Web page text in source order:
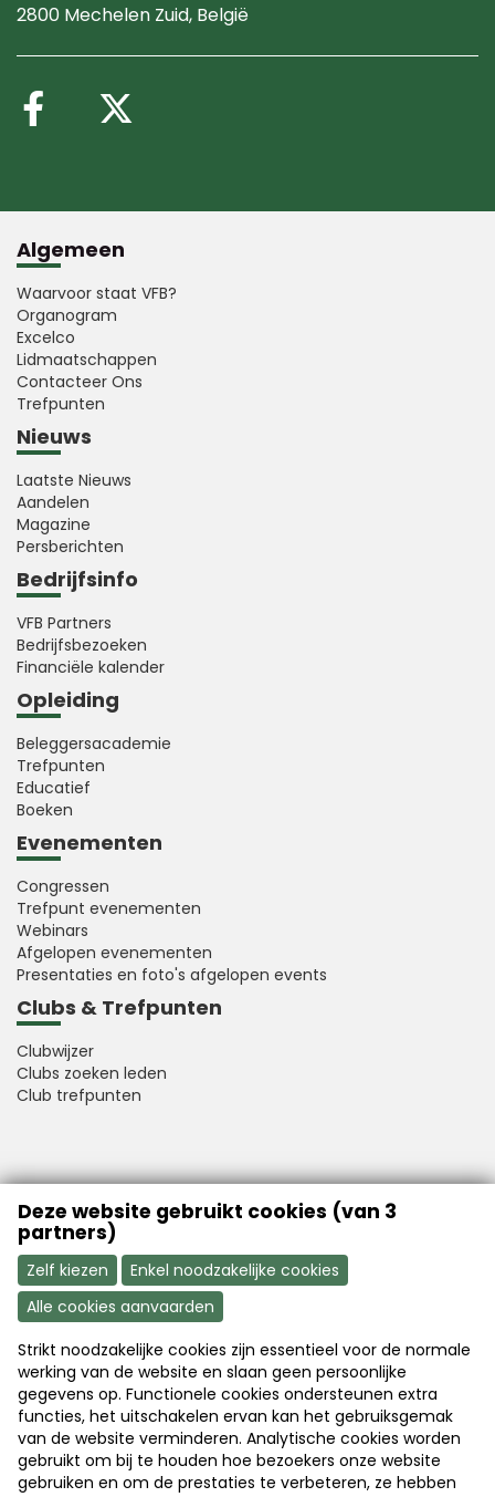
2800 Mechelen Zuid, België
Volg ons op Facebook
Algemeen
Waarvoor staat VFB?
Organogram
Excelco
Lidmaatschappen
Contacteer Ons
Trefpunten
Nieuws
Laatste Nieuws
Aandelen
Magazine
Persberichten
Bedrijfsinfo
VFB Partners
Bedrijfsbezoeken
Financiële kalender
Opleiding
Beleggersacademie
Trefpunten
Educatief
Boeken
Evenementen
Congressen
Trefpunt evenementen
Webinars
Afgelopen evenementen
Presentaties en foto's afgelopen events
Clubs & Trefpunten
Clubwijzer
Clubs zoeken leden
Club trefpunten
VFB is a member of Better Finance
Aanmelden Word nu lid
Disclaimer|Copyright|Privacy
Deze website gebruikt cookies (van 3
partners)
Zelf kiezen
Enkel noodzakelijke cookies
Alle cookies aanvaarden
Strikt noodzakelijke cookies zijn essentieel voor de normale
werking van de website en slaan geen persoonlijke
gegevens op. Functionele cookies ondersteunen extra
functies, het uitschakelen ervan kan het gebruiksgemak
van de website verminderen. Analytische cookies worden
gebruikt om bij te houden hoe bezoekers onze website
gebruiken en om de prestaties te verbeteren, ze hebben